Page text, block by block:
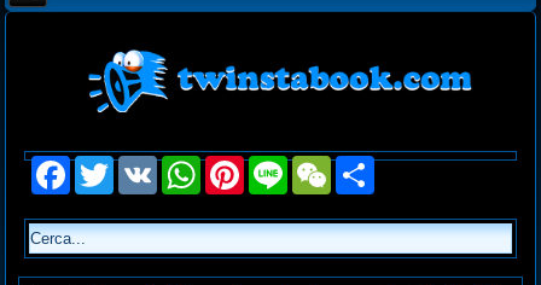
FacebookTwitterVK WhatsAppPinterest
Line WeChatShare